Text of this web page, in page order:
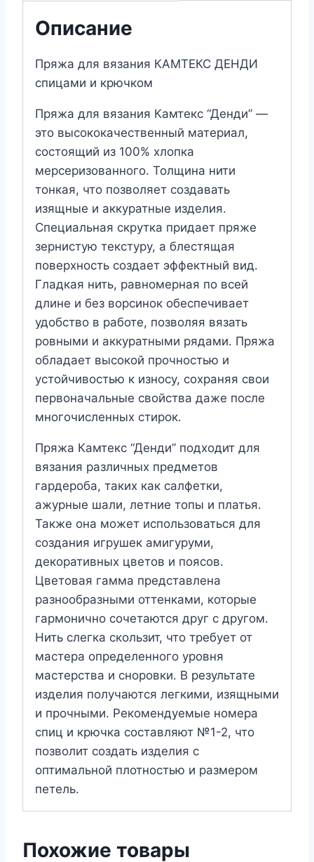
Бирюза
Описание
Пряжа для вязания КАМТЕКС ДЕНДИ
спицами и крючком
Пряжа для вязания Камтекс “Денди” —
это высококачественный материал,
состоящий из 100% хлопка
мерсеризованного. Толщина нити
тонкая, что позволяет создавать
изящные и аккуратные изделия.
Специальная скрутка придает пряже
зернистую текстуру, а блестящая
поверхность создает эффектный вид.
Гладкая нить, равномерная по всей
длине и без ворсинок обеспечивает
удобство в работе, позволяя вязать
ровными и аккуратными рядами. Пряжа
обладает высокой прочностью и
устойчивостью к износу, сохраняя свои
первоначальные свойства даже после
многочисленных стирок.
Пряжа Камтекс “Денди” подходит для
вязания различных предметов
гардероба, таких как салфетки,
ажурные шали, летние топы и платья.
Также она может использоваться для
создания игрушек амигуруми,
декоративных цветов и поясов.
Цветовая гамма представлена
разнообразными оттенками, которые
гармонично сочетаются друг с другом.
Нить слегка скользит, что требует от
мастера определенного уровня
мастерства и сноровки. В результате
изделия получаются легкими, изящными
и прочными. Рекомендуемые номера
спиц и крючка составляют №1-2, что
позволит создать изделия с
оптимальной плотностью и размером
петель.
Похожие товары